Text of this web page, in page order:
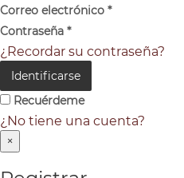
Correo electrónico *
Contraseña *
¿Recordar su contraseña?
Identificarse
Recuérdeme
¿No tiene una cuenta?
×